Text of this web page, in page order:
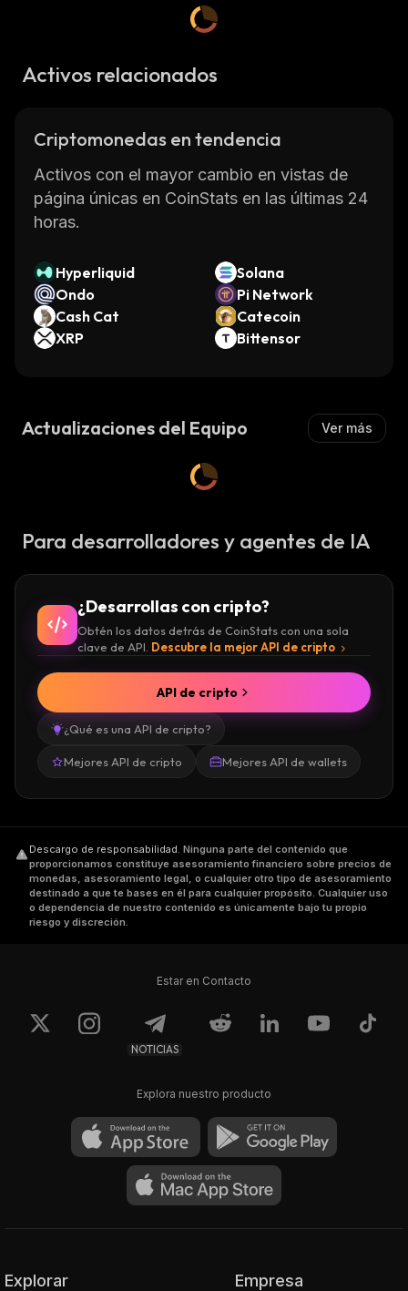
Activos relacionados
Criptomonedas en tendencia
Activos con el mayor cambio en vistas de
página únicas en CoinStats en las últimas 24
horas.
Hyperliquid
Solana
Ondo
Pi Network
Cash Cat
Catecoin
XRP
Bittensor
Actualizaciones del Equipo Ver más
Para desarrolladores y agentes de IA
¿Desarrollas con cripto?
Obtén los datos detrás de CoinStats con una sola
clave de API. Descubre la mejor API de cripto
¿Qué es una API de cripto?
Mejores API de cripto Mejores API de wallets
API de cripto
Descargo de responsabilidad. Ninguna parte del contenido que
proporcionamos constituye asesoramiento financiero sobre precios de
monedas, asesoramiento legal, o cualquier otro tipo de asesoramiento
destinado a que te bases en él para cualquier propósito. Cualquier uso
o dependencia de nuestro contenido es únicamente bajo tu propio
riesgo y discreción.
Estar en Contacto
NOTICIAS
Explora nuestro producto
Explorar Empresa